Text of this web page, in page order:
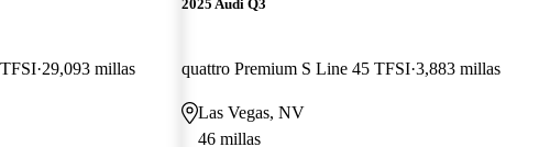
29,093 millas
2025 Audi Q3
quattro Premium S Line 45 TFSI 3,883 millas
Las Vegas, NV
46 millas